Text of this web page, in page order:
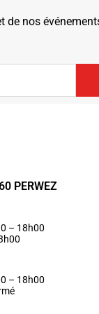
nos
PERWEZ
– 18h00
– 18h00